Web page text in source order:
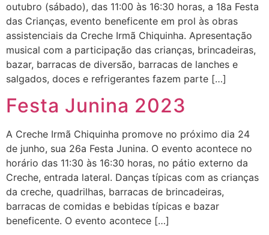
outubro (sábado), das 11:00 às 16:30 horas, a 18a Festa
das Crianças, evento beneficente em prol às obras
assistenciais da Creche Irmã Chiquinha. Apresentação
musical com a participação das crianças, brincadeiras,
bazar, barracas de diversão, barracas de lanches e
salgados, doces e refrigerantes fazem parte […]
Festa Junina 2023
A Creche Irmã Chiquinha promove no próximo dia 24
de junho, sua 26a Festa Junina. O evento acontece no
horário das 11:30 às 16:30 horas, no pátio externo da
Creche, entrada lateral. Danças típicas com as crianças
da creche, quadrilhas, barracas de brincadeiras,
barracas de comidas e bebidas típicas e bazar
beneficente. O evento acontece […]